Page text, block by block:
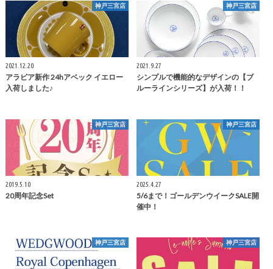
神戸三宮店
2021.12.20
アラビア新作 24hアベック イエロー
入荷しました♪
神戸三宮店
2021.9.27
シンプルで機能的なデザインの【ブ
ルーラインシリーズ】が入荷！！
神戸三宮店
2019.5.10
20周年記念Set
神戸三宮店
2025.4.27
5/6まで！ゴールデンウイークSALE開
催中！
神戸三宮店 神戸三宮店